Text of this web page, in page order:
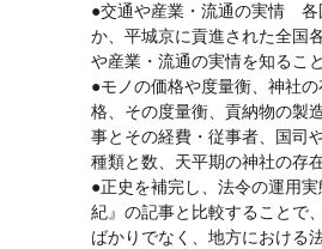
●交通や産業・流通の実情 各
か、平城京に貢進された全国
や産業・流通の実情を知るこ
●モノの価格や度量衡、神社
格、その度量衡、貢納物の製
事とその経費・従事者、国司
種類と数、天平期の神社の存
●正史を補完し、法令の運用
紀』の記事と比較することで
ばかりでなく、地方における